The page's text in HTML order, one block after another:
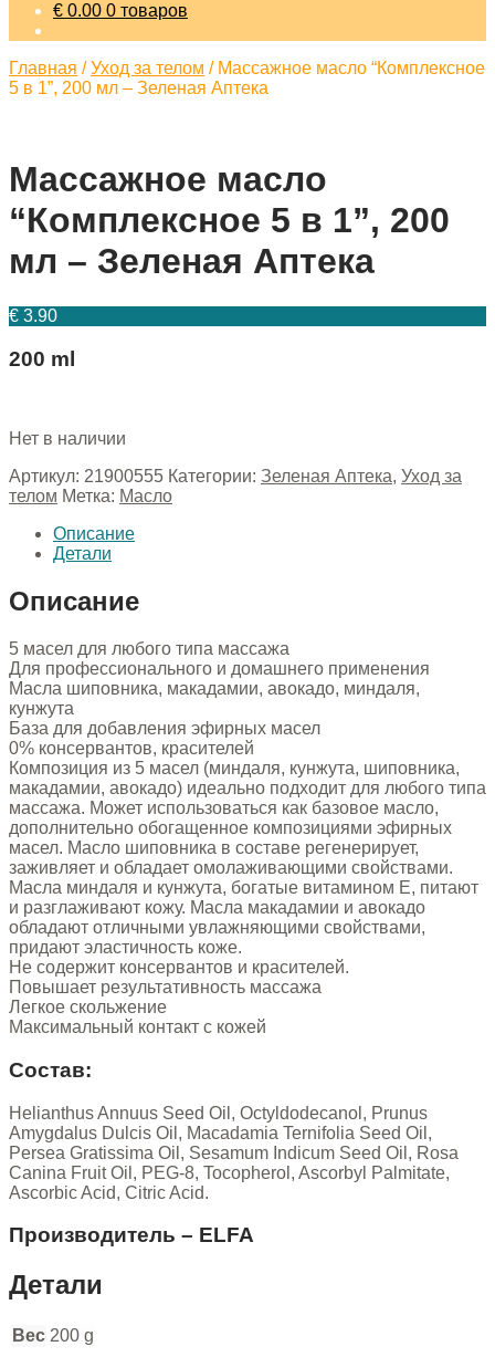
€ 0.00 0 товаров
Главная /Уход за телом / Массажное масло “Комплексное
5 в 1”, 200 мл – Зеленая Аптека
Массажное масло
“Комплексное 5 в 1”, 200
мл – Зеленая Аптека
€ 3.90
200 ml
Нет в наличии
Артикул: 21900555 Категории: Зеленая Аптека, Уход за
телом Метка: Масло
Описание
Детали
Описание
5 масел для любого типа массажа
Для профессионального и домашнего применения
Масла шиповника, макадамии, авокадо, миндаля,
кунжута
База для добавления эфирных масел
0% консервантов, красителей
Композиция из 5 масел (миндаля, кунжута, шиповника,
макадамии, авокадо) идеально подходит для любого типа
массажа. Может использоваться как базовое масло,
дополнительно обогащенное композициями эфирных
масел. Масло шиповника в составе регенерирует,
заживляет и обладает омолаживающими свойствами.
Масла миндаля и кунжута, богатые витамином Е, питают
и разглаживают кожу. Масла макадамии и авокадо
обладают отличными увлажняющими свойствами,
придают эластичность коже.
Не содержит консервантов и красителей.
Повышает результативность массажа
Легкое скольжение
Максимальный контакт с кожей
Состав:
Helianthus Annuus Seed Oil, Octyldodecanol, Prunus
Amygdalus Dulcis Oil, Macadamia Ternifolia Seed Oil,
Persea Gratissima Oil, Sesamum Indicum Seed Oil, Rosa
Canina Fruit Oil, PEG-8, Tocopherol, Ascorbyl Palmitate,
Ascorbic Acid, Citric Acid.
Производитель – ELFA
Детали
Вес 200 g